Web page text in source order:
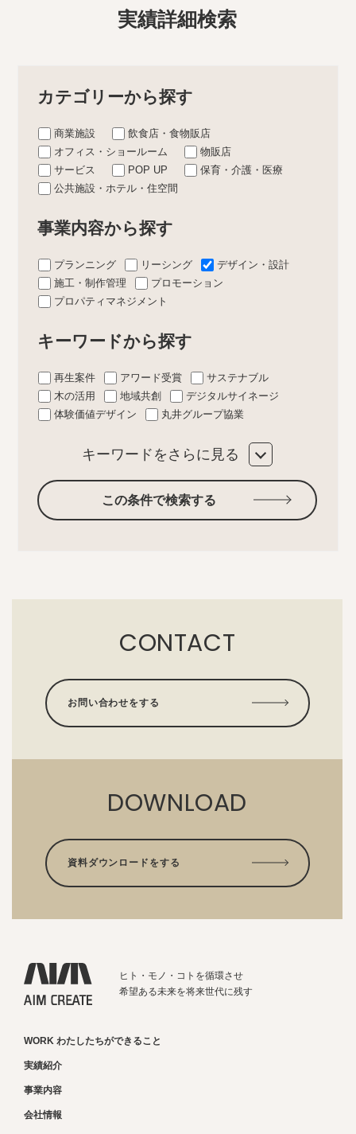
実績詳細検索
カテゴリーから探す
商業施設
飲食店・食物販店
オフィス・ショールーム
物販店
サービス
POP UP
保育・介護・医療
公共施設・ホテル・住空間
事業内容から探す
プランニング リーシング
デザイン・設計
施工・制作管理
プロモーション
プロパティマネジメント
キーワードから探す
再生案件 アワード受賞
サステナブル
木の活用
地域共創
デジタルサイネージ
体験価値デザイン
丸井グループ協業
キーワードをさらに見る
この条件で検索する
CONTACT
お問い合わせをする
DOWNLOAD
資料ダウンロードをする
ヒト・モノ・コトを循環させ
希望ある未来を将来世代に残す
WORK わたしたちができること
実績紹介
事業内容
会社情報